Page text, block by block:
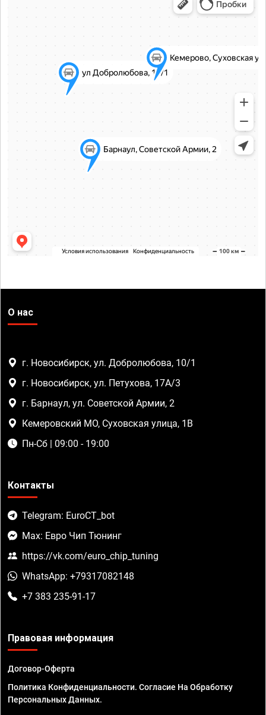
О нас
г. Новосибирск, ул. Добролюбова, 10/1
г. Новосибирск, ул. Петухова, 17А/3
г. Барнаул, ул. Советской Армии, 2
Кемеровский МО, Суховская улица, 1В
Пн-Сб | 09:00 - 19:00
Контакты
Telegram: EuroCT_bot
Max: Евро Чип Тюнинг
https://vk.com/euro_chip_tuning
WhatsApp: +79317082148
+7 383 235-91-17
Правовая информация
Договор-Оферта
Политика Конфиденциальности. Согласие На Обработку
Персональных Данных.